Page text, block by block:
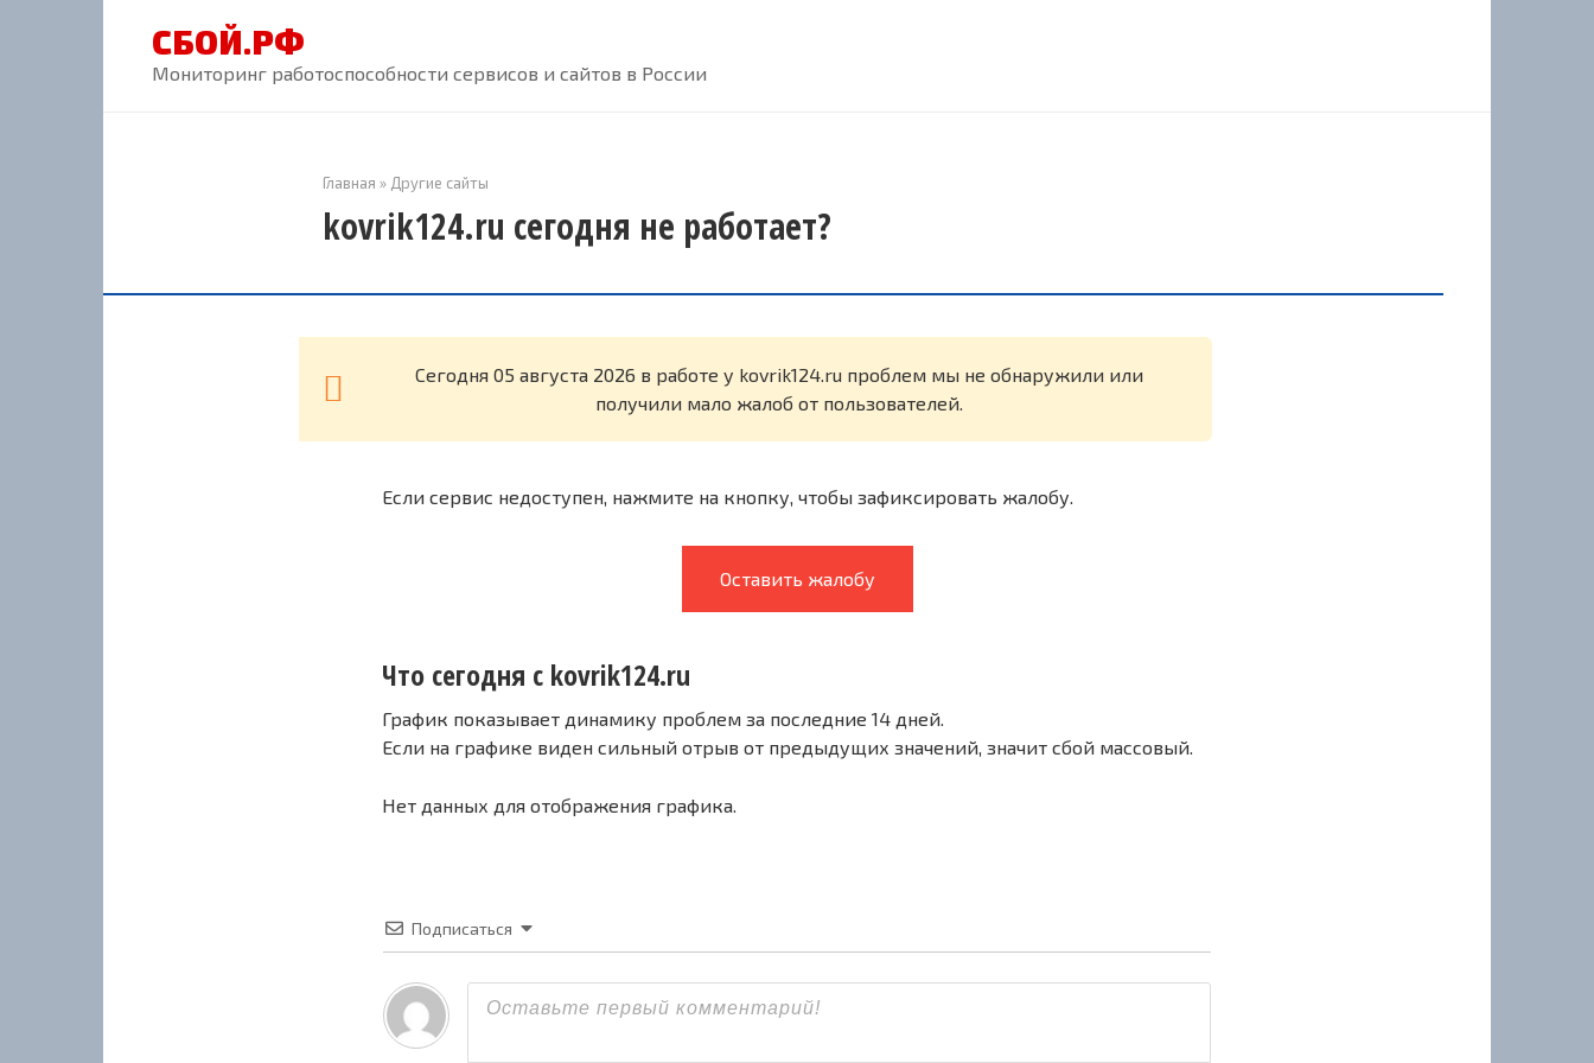
СБОЙ.РФ
Мониторинг работоспособности сервисов и сайтов в России
Главная » Другие сайты
kovrik124.ru сегодня не работает?
Cегодня 05 августа 2026 в работе у kovrik124.ru проблем мы не обнаружили или
получили мало жалоб от пользователей.
Если сервис недоступен, нажмите на кнопку, чтобы зафиксировать жалобу.
Оставить жалобу
Что сегодня с kovrik124.ru
График показывает динамику проблем за последние 14 дней.
Если на графике виден сильный отрыв от предыдущих значений, значит сбой массовый.
Нет данных для отображения графика.
Подписаться